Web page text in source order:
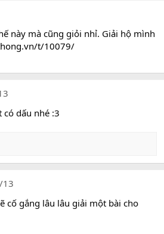
này mà cũng giỏi nhỉ. Giải hộ mình
t/10079/
có dấu nhé :3
13
cố gắng lâu lâu giải một bài cho